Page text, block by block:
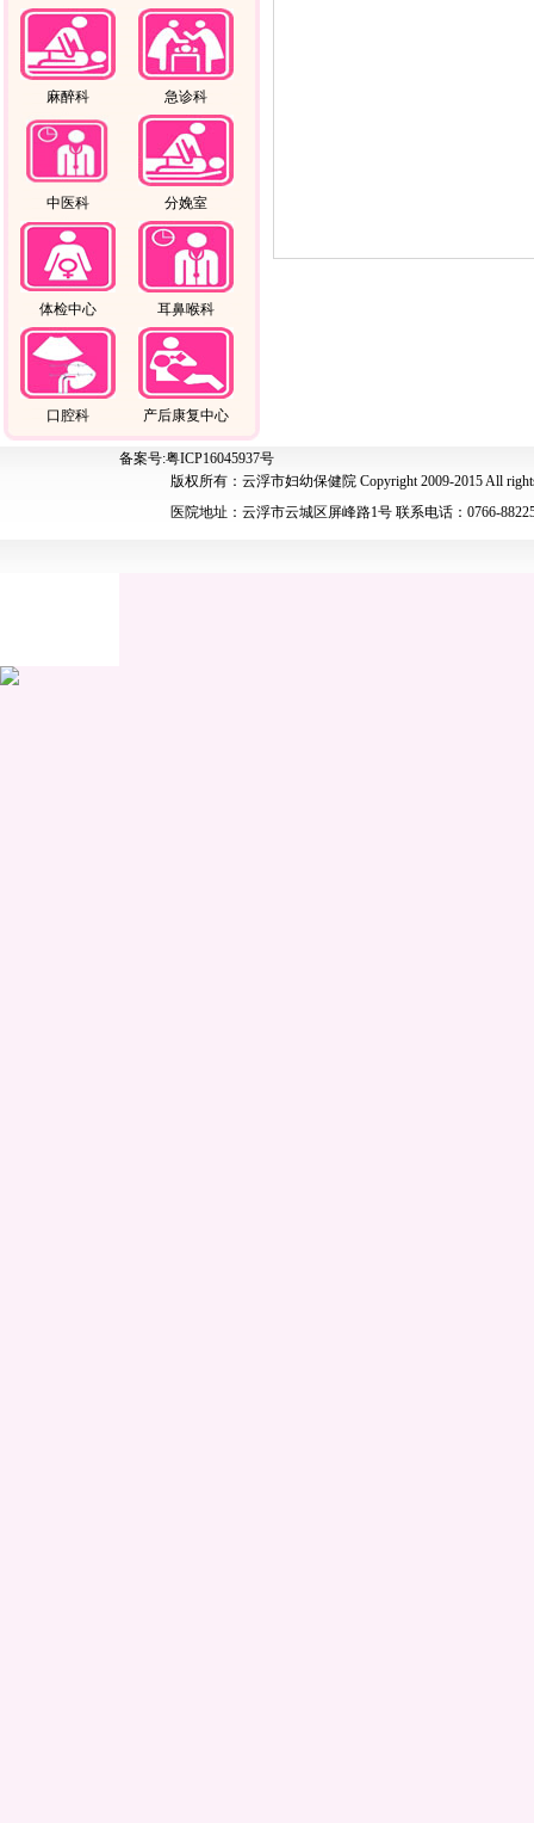
麻醉科 急诊科
中医科 分娩室
体检中心 耳鼻喉科
口腔科 产后康复中心
备案号:粤ICP16045937号
版权所有：云浮市妇幼保健院 Copyright 2009-2015 All
医院地址：云浮市云城区屏峰路1号 联系电话：0766-